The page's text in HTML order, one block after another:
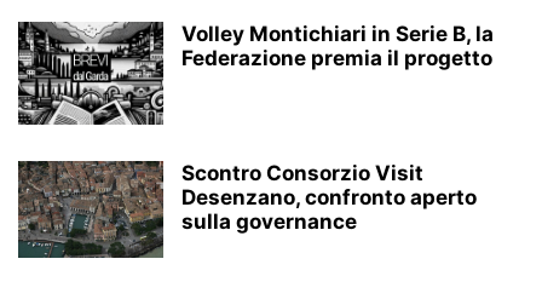
Volley Montichiari in Serie B, la
Federazione premia il progetto
Scontro Consorzio Visit
Desenzano, confronto aperto
sulla governance